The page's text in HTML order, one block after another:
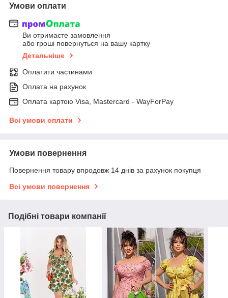
Умови оплати
Ви отримаєте замовлення
або гроші повернуться на вашу картку
Детальніше
Оплатити частинами
Оплата на рахунок
Оплата картою Visa, Mastercard - WayForPay
Всі умови оплати
Умови повернення
Повернення товару впродовж 14 днів за рахунок покупця
Всі умови повернення
Подібні товари компанії